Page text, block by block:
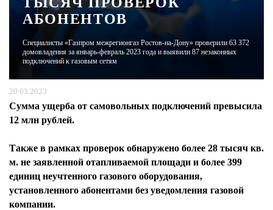
АБОНЕНТОВ
Специалисты «Газпром межрегионгаз Ростов-на-Дону» проверили 63 372
домовладения за январь-февраль 2023 года и выявили 87 незаконных
подключений к газовым сетям
20.03.2023
Сумма ущерба от самовольных подключений превысила
12 млн рублей.
Также в рамках проверок обнаружено более 28 тысяч кв.
м. не заявленной отапливаемой площади и более 399
единиц неучтенного газового оборудования,
установленного абонентами без уведомления газовой
компании.